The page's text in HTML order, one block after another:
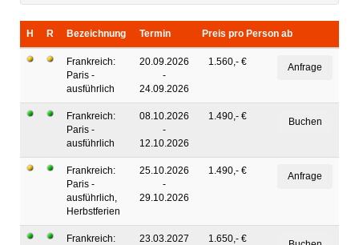
H R Bezeichnung Termin Preis pro Person ab
Frankreich:
Paris -
ausführlich
20.09.2026
-
24.09.2026
1.560,- €
Frankreich:
Paris -
ausführlich
08.10.2026
-
12.10.2026
1.490,- €
Frankreich:
Paris -
ausführlich,
Herbstferien
25.10.2026
-
29.10.2026
1.490,- €
Frankreich:
23.03.2027
1.650,- €